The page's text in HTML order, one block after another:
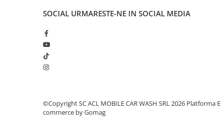
SOCIAL URMARESTE-NE IN SOCIAL MEDIA
©Copyright SC ACL MOBILE CAR WASH SRL 2026 Platforma
commerce by Gomag